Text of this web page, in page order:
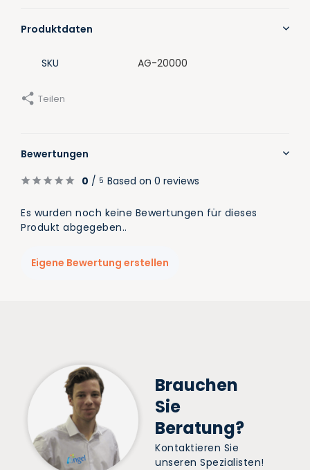
Produktdaten
SKU AG-20000
Teilen
Bewertungen
0 / 5 Based on 0 reviews
Es wurden noch keine Bewertungen für dieses
Produkt abgegeben..
Eigene Bewertung erstellen
Brauchen
Sie
Beratung?
Kontaktieren Sie
unseren Spezialisten!